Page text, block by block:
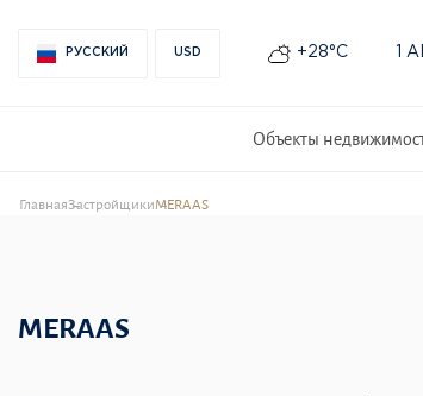
РУССКИЙ USD +28°С 1
Объекты
ГлавнаяЗастройщикиMERAAS
MERAAS